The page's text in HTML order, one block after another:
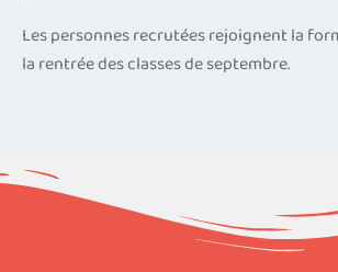
Les personnes recrutées rejoignent la
la rentrée des classes de septembre.